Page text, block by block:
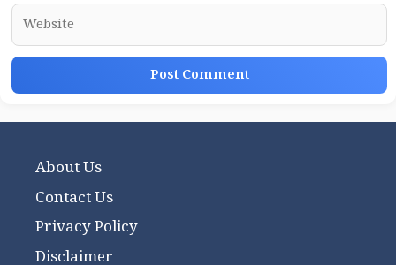
Website
About Us
Contact Us
Privacy Policy
Disclaimer